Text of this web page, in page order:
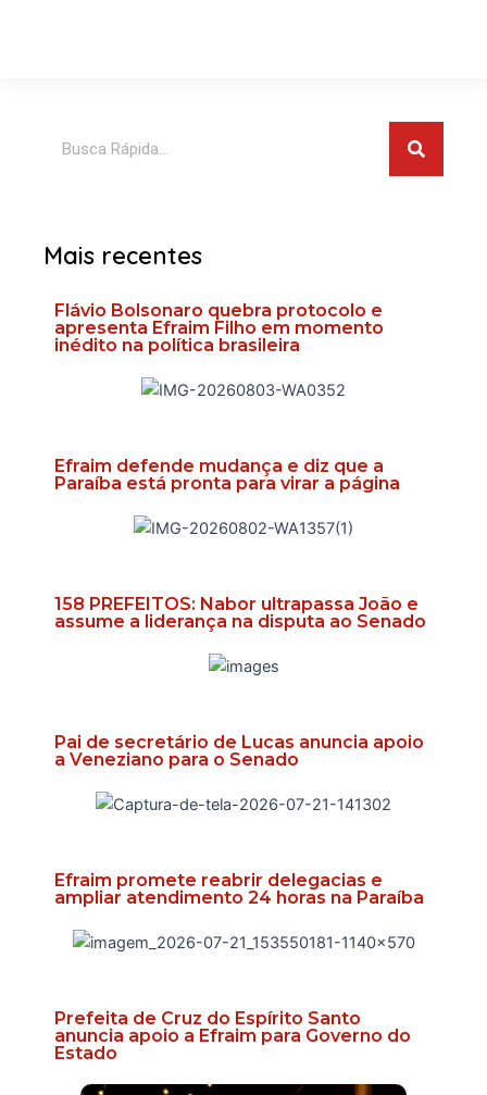
Mais recentes
Flávio Bolsonaro quebra protocolo e
apresenta Efraim Filho em momento
inédito na política brasileira
Efraim defende mudança e diz que a
Paraíba está pronta para virar a página
158 PREFEITOS: Nabor ultrapassa João e
assume a liderança na disputa ao Senado
Pai de secretário de Lucas anuncia apoio
a Veneziano para o Senado
Efraim promete reabrir delegacias e
ampliar atendimento 24 horas na Paraíba
Prefeita de Cruz do Espírito Santo
anuncia apoio a Efraim para Governo do
Estado